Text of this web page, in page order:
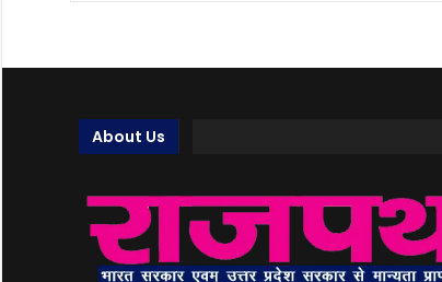
About Us